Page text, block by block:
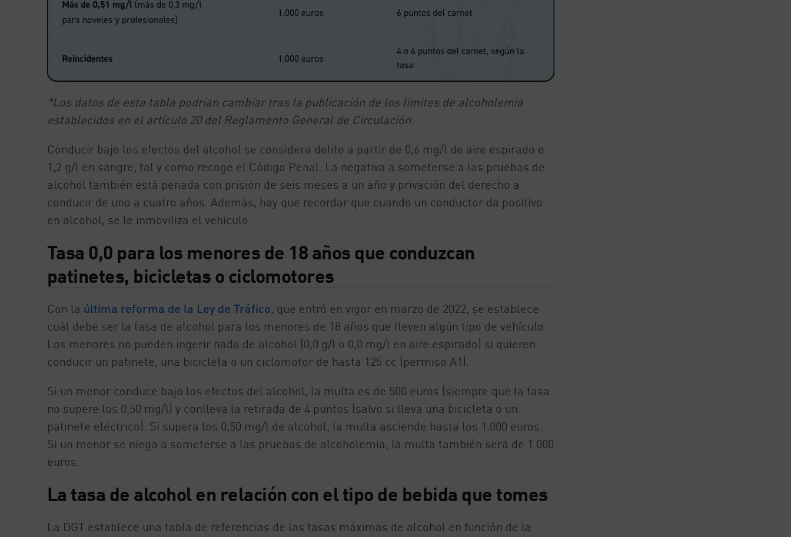
*Los datos de esta tabla podrían cambiar tras la publicación de los límites de alcoholemia
establecidos en el artículo 20 del Reglamento General de Circulación.
Conducir bajo los efectos del alcohol se considera delito a partir de 0,6 mg/l de aire espirado o
1,2 g/l en sangre, tal y como recoge el Código Penal. La negativa a someterse a las pruebas de
alcohol también está penada con prisión de seis meses a un año y privación del derecho a
conducir de uno a cuatro años. Además, hay que recordar que cuando un conductor da positivo
en alcohol, se le inmoviliza el vehículo.
Tasa 0,0 para los menores de 18 años que conduzcan
patinetes, bicicletas o ciclomotores
Con la última reforma de la Ley de Tráfico, que entró en vigor en marzo de 2022, se establece
cuál debe ser la tasa de alcohol para los menores de 18 años que lleven algún tipo de vehículo.
Los menores no pueden ingerir nada de alcohol (0,0 g/l o 0,0 mg/l en aire espirado) si quieren
conducir un patinete, una bicicleta o un ciclomotor de hasta 125 cc (permiso A1).
Si un menor conduce bajo los efectos del alcohol, la multa es de 500 euros (siempre que la tasa
no supere los 0,50 mg/l) y conlleva la retirada de 4 puntos (salvo si lleva una bicicleta o un
patinete eléctrico). Si supera los 0,50 mg/l de alcohol, la multa asciende hasta los 1.000 euros.
Si un menor se niega a someterse a las pruebas de alcoholemia, la multa también será de 1.000
euros.
La tasa de alcohol en relación con el tipo de bebida que tomes
La DGT establece una tabla de referencias de las tasas máximas de alcohol en función de la